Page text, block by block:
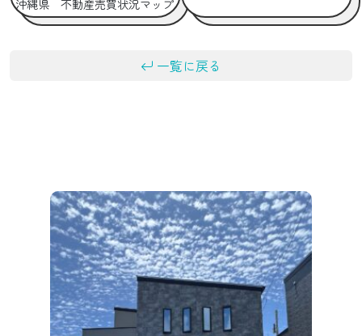
沖縄県 不動産売買状況マップ
一覧に戻る